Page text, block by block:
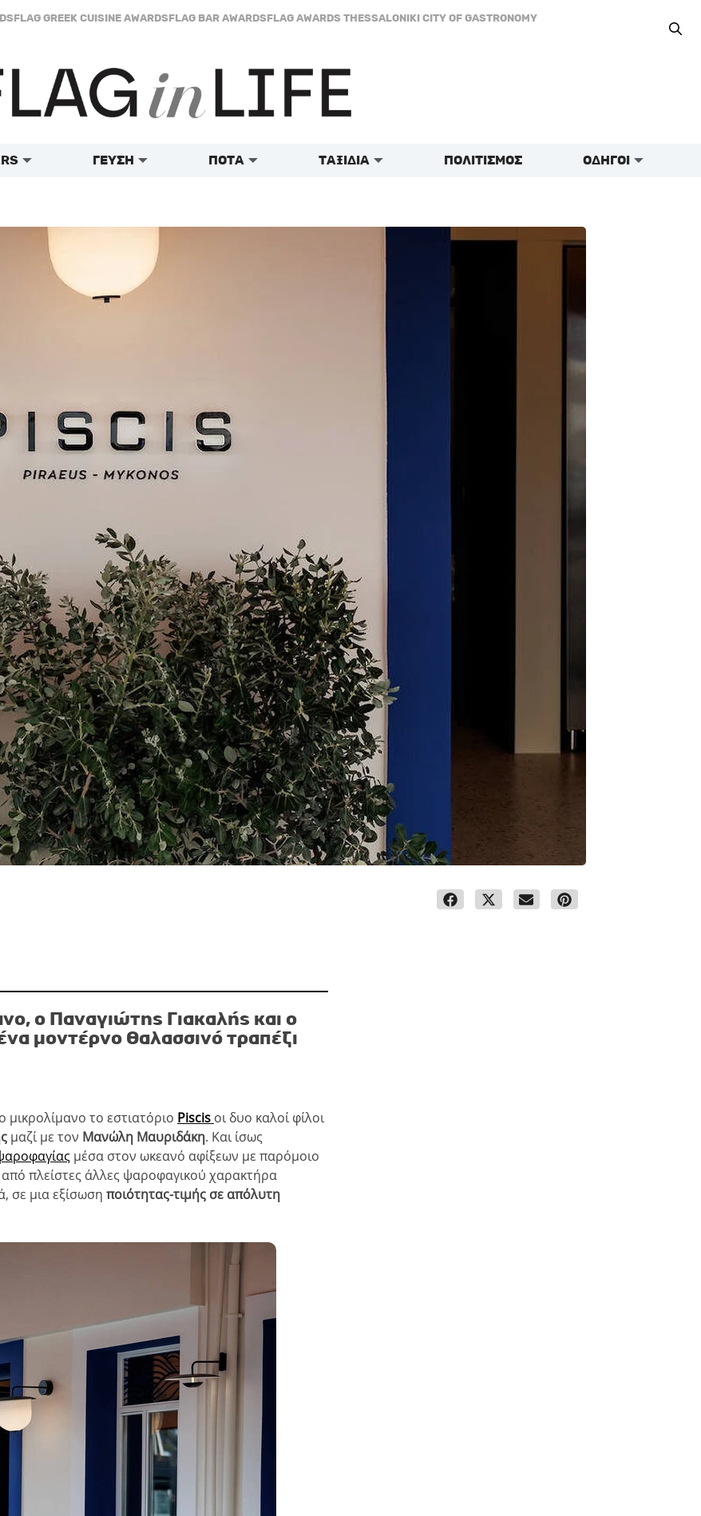
FLAG GREEK CUISINE AWARDSFLAG BAR AWARDSFLAG AWARDS THESSALONIKI CITY OF GASTRONOMY
ΓΕΥΣΗ ΠΟΤΑ ΤΑΞΙΔΙΑ ΠΟΛΙΤΙΣΜΟΣ ΟΔΗΓΟΙ
ο Παναγιώτης Γιακαλής και ο
μοντέρνο θαλασσινό τραπέζι
το εστιατόριο Piscis οι δυο καλοί φίλοι
μαζί με τον Μανώλη Μαυριδάκη. Και ίσως
μέσα στον ωκεανό αφίξεων με παρόμοιο
πλείστες άλλες ψαροφαγικού χαρακτήρα
σε μια εξίσωση ποιότητας-τιμής σε απόλυτη